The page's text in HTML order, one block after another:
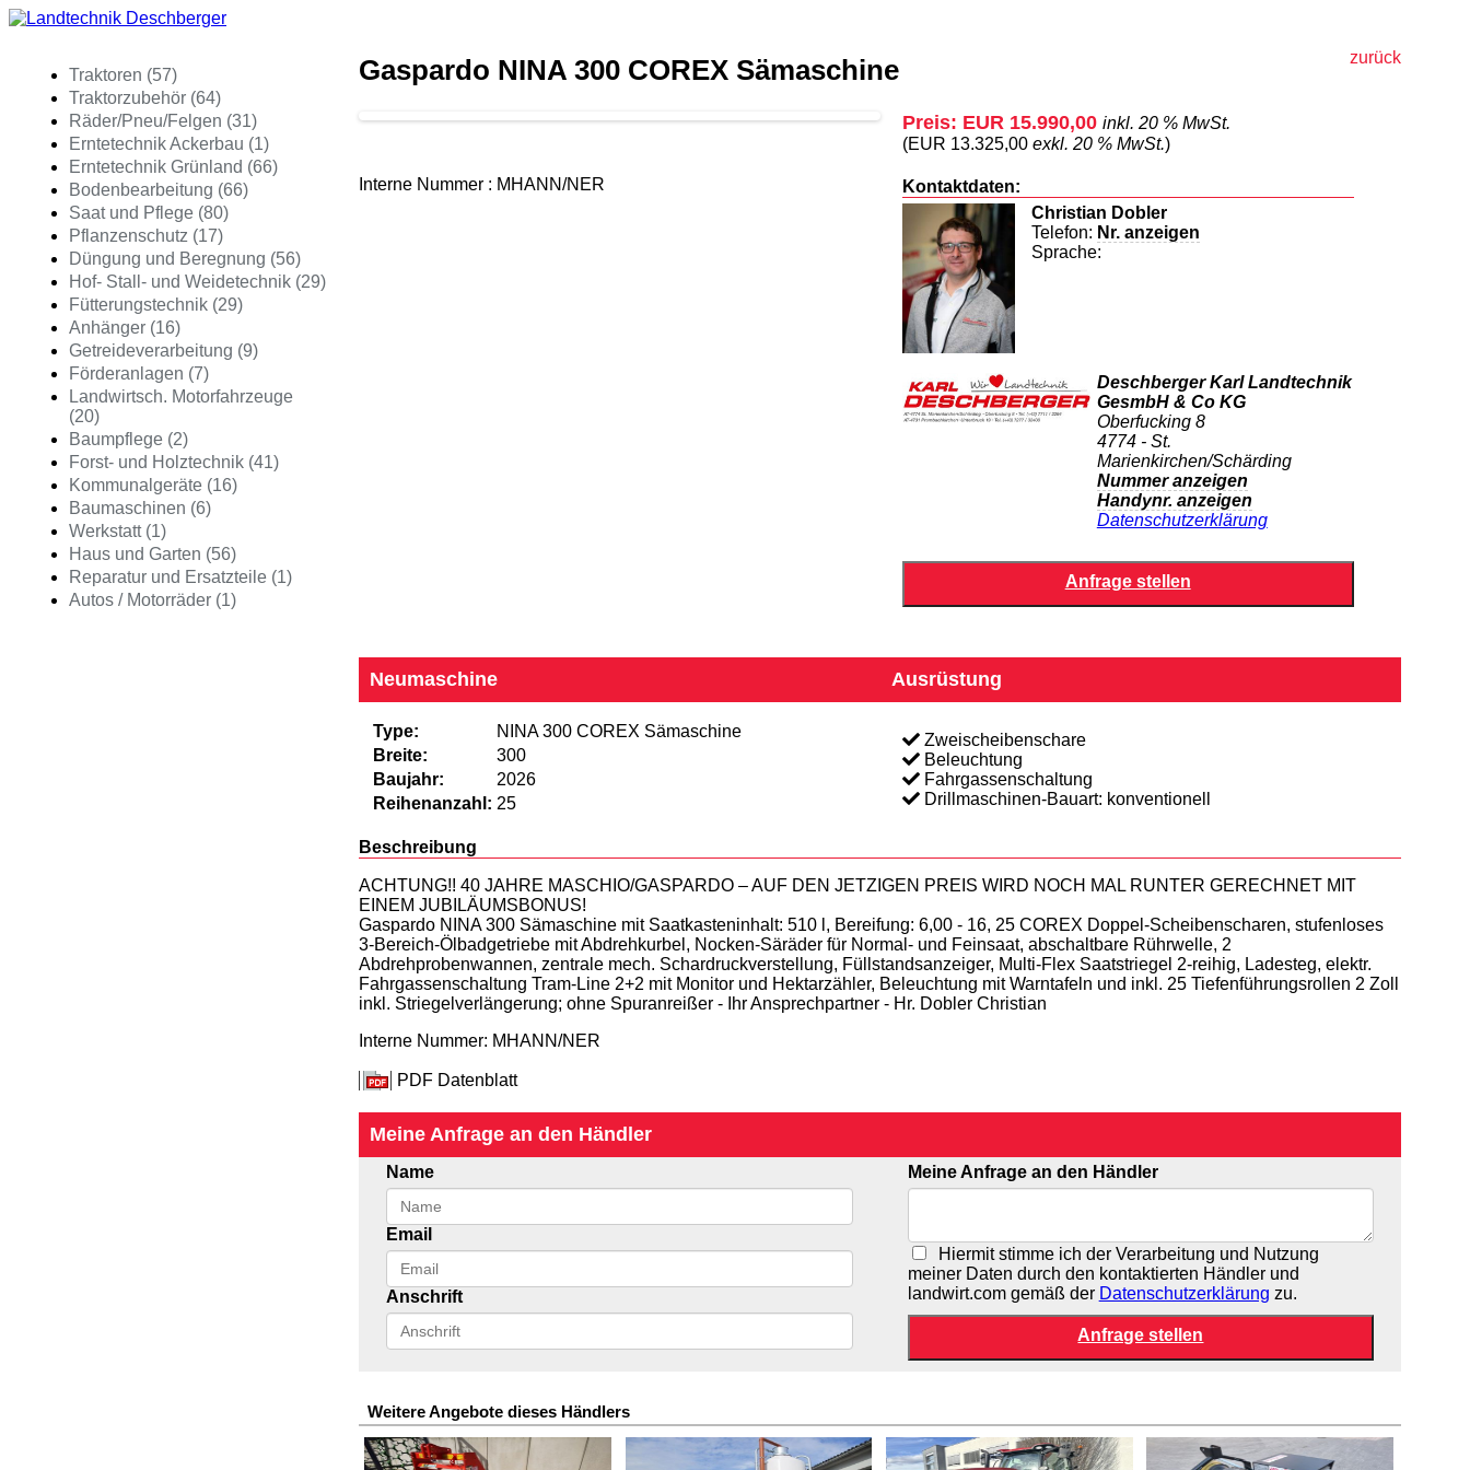
Traktoren (57)
Traktorzubehör (64)
Räder/Pneu/Felgen (31)
Erntetechnik Ackerbau (1)
Erntetechnik Grünland (66)
Bodenbearbeitung (66)
Saat und Pflege (80)
Pflanzenschutz (17)
Düngung und Beregnung (56)
Hof- Stall- und Weidetechnik (29)
Fütterungstechnik (29)
Anhänger (16)
Getreideverarbeitung (9)
Förderanlagen (7)
Landwirtsch. Motorfahrzeuge
(20)
Baumpflege (2)
Forst- und Holztechnik (41)
Kommunalgeräte (16)
Baumaschinen (6)
Werkstatt (1)
Haus und Garten (56)
Reparatur und Ersatzteile (1)
Autos / Motorräder (1)
Gaspardo NINA 300 COREX Sämaschine zurück
Interne Nummer : MHANN/NER
Preis: EUR 15.990,00 inkl. 20 % MwSt.
(EUR 13.325,00 exkl. 20 % MwSt.)
Kontaktdaten:
Christian Dobler
Telefon: Nr. anzeigen
Sprache:
Deschberger Karl Landtechnik
GesmbH & Co KG
Oberfucking 8
4774 - St.
Marienkirchen/Schärding
Nummer anzeigen
Handynr. anzeigen
Datenschutzerklärung
Neumaschine
Type:
NINA 300 COREX Sämaschine
Breite:
300
Baujahr:
2026
Reihenanzahl: 25
Ausrüstung
Zweischeibenschare
Beleuchtung
Fahrgassenschaltung
Drillmaschinen-Bauart: konventionell
Beschreibung
ACHTUNG!! 40 JAHRE MASCHIO/GASPARDO – AUF DEN JETZIGEN PREIS WIRD NOCH MAL RUNTER GERECHNET MIT
EINEM JUBILÄUMSBONUS!
Gaspardo NINA 300 Sämaschine mit Saatkasteninhalt: 510 l, Bereifung: 6,00 - 16, 25 COREX Doppel-Scheibenscharen, stufenloses
3-Bereich-Ölbadgetriebe mit Abdrehkurbel, Nocken-Säräder für Normal- und Feinsaat, abschaltbare Rührwelle, 2
Abdrehprobenwannen, zentrale mech. Schardruckverstellung, Füllstandsanzeiger, Multi-Flex Saatstriegel 2-reihig, Ladesteg, elektr.
Fahrgassenschaltung Tram-Line 2+2 mit Monitor und Hektarzähler, Beleuchtung mit Warntafeln und inkl. 25 Tiefenführungsrollen 2 Zoll
inkl. Striegelverlängerung; ohne Spuranreißer - Ihr Ansprechpartner - Hr. Dobler Christian
Interne Nummer: MHANN/NER
PDF Datenblatt
Meine Anfrage an den Händler
Name
Email
Anschrift
Meine Anfrage an den Händler
Hiermit stimme ich der Verarbeitung und Nutzung
meiner Daten durch den kontaktierten Händler und
landwirt.com gemäß der Datenschutzerklärung zu.
Weitere Angebote dieses Händlers